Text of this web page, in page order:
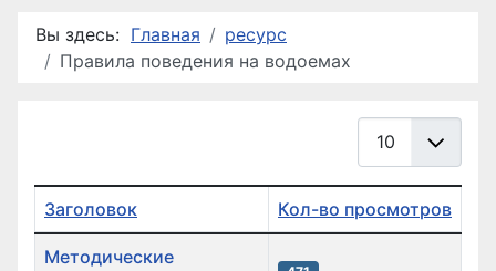
Вы здесь: Главная
ресурс
Правила поведения на водоемах
Список материалов
Заголовок Кол-во просмотров
Методические